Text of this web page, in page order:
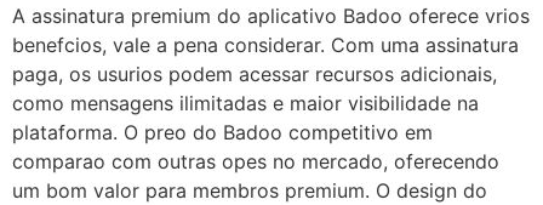
A assinatura premium do aplicativo Badoo oferece vrios
benefcios, vale a pena considerar. Com uma assinatura
paga, os usurios podem acessar recursos adicionais,
como mensagens ilimitadas e maior visibilidade na
plataforma. O preo do Badoo competitivo em
comparao com outras opes no mercado, oferecendo
um bom valor para membros premium. O design do